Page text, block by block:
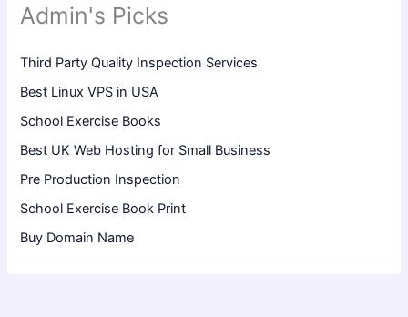
Admin's Picks
Third Party Quality Inspection Services
Best Linux VPS in USA
School Exercise Books
Best UK Web Hosting for Small Business
Pre Production Inspection
School Exercise Book Print
Buy Domain Name